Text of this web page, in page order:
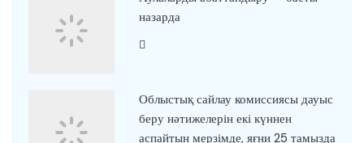
назарда
Облыстық сайлау комиссиясы дауыс
беру нәтижелерін екі күннен
аспайтын мерзімде, яғни 25 тамызда